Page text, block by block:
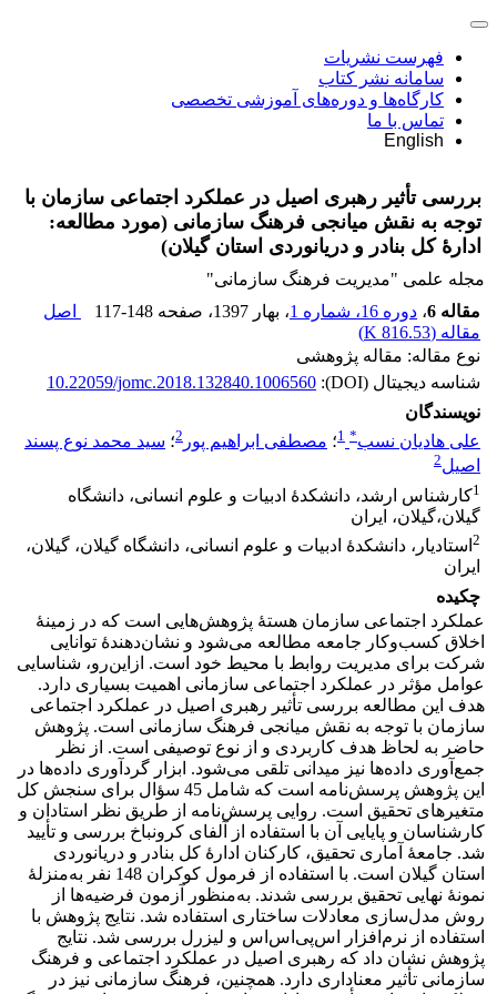
فهرست نشریات
سامانه نشر کتاب
کارگاه‌ها و دوره‌های آموزشی تخصصی
تماس با ما
English
بررسی تأثیر رهبری اصیل در عملکرد اجتماعی سازمان با
توجه به نقش میانجی فرهنگ سازمانی (مورد مطالعه:
ادارۀ ‌کل بنادر و دریانوردی استان گیلان)
مجله علمی "مدیریت فرهنگ سازمانی"
مقاله 6
، دوره 16، شماره 1 ، بهار 1397 ، صفحه 117-148
اصل
مقاله (816.53 K
)
نوع مقاله: مقاله پژوهشی
شناسه دیجیتال (DOI):
10.22059/jomc.2018.132840.1006560
نویسندگان
علی هادیان نسب*
1؛ مصطفی ابراهیم پور 2؛ سید محمد نوع پسند
اصیل2
1کارشناس ارشد، دانشکدۀ ادبیات و علوم انسانی، دانشگاه
گیلان،گیلان، ایران
2 استادیار، دانشکدۀ ادبیات و علوم انسانی، دانشگاه گیلان، گیلان،
ایران
چکیده
عملکرد اجتماعی سازمان هستۀ پژوهش‌هایی است که در زمینۀ
اخلاق کسب‌و‌کار جامعه مطالعه می‌شود و نشان‌دهندۀ توانایی
شرکت برای مدیریت روابط با محیط خود است. ازاین‌رو، شناسایی
عوامل مؤثر در عملکرد اجتماعی سازمانی اهمیت بسیاری دارد.
هدف این مطالعه بررسی تأثیر رهبری اصیل در عملکرد اجتماعی
سازمان با توجه به نقش میانجی فرهنگ سازمانی است. پژوهش
حاضر به لحاظ هدف کاربردی و از نوع توصیفی است. از نظر
جمع‌آوری داده‌ها نیز میدانی تلقی می‌شود. ابزار گردآوری داده‌ها در
این پژوهش پرسش‌نامه است که شامل 45 سؤال برای سنجش کل
متغیرهای تحقیق است. روایی پرسش‌نامه از طریق نظر استادان و
کارشناسان و پایایی آن با استفاده از آلفای کرونباخ بررسی و تأیید
شد. جامعۀ آماری تحقیق، کارکنان ادارۀ ‌کل بنادر و دریانوردی
استان گیلان است. با استفاده از فرمول کوکران 148 نفر به‌منزلۀ
نمونۀ نهایی تحقیق بررسی شدند. به‌منظور آزمون فرضیه‌ها از
روش مدل‌سازی معادلات ساختاری استفاده شد. نتایج پژوهش با
استفاده از نرم‌افزار اس‌پی‌اس‌اس و لیزرل بررسی شد. نتایج
پژوهش نشان داد که رهبری اصیل در عملکرد اجتماعی و فرهنگ
سازمانی تأثیر معناداری دارد. همچنین، فرهنگ سازمانی نیز در